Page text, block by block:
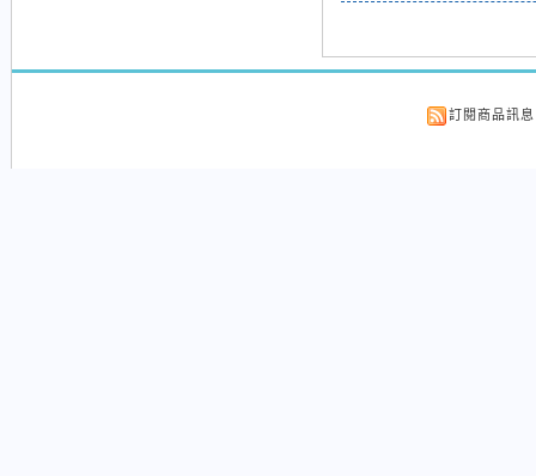
訂閱商品訊息